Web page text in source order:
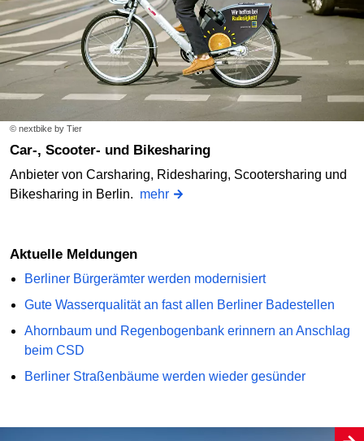
© nextbike by Tier
Car-, Scooter- und Bikesharing
Anbieter von Carsharing, Ridesharing, Scootersharing und
Bikesharing in Berlin. mehr
Aktuelle Meldungen
Berliner Bürgerämter werden modernisiert
Gute Wasserqualität an fast allen Berliner Badestellen
Ahornbaum und Regenbogenbank erinnern an Anschlag
beim CSD
Berliner Straßenbäume werden wieder gesünder